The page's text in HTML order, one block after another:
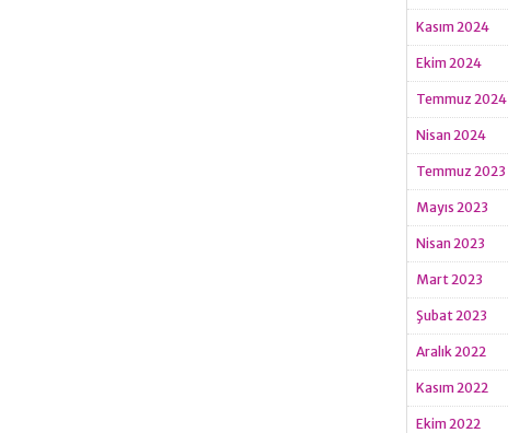
Kasım 2024
Ekim 2024
Temmuz 2024
Nisan 2024
Temmuz 2023
Mayıs 2023
Nisan 2023
Mart 2023
Şubat 2023
Aralık 2022
Kasım 2022
Ekim 2022